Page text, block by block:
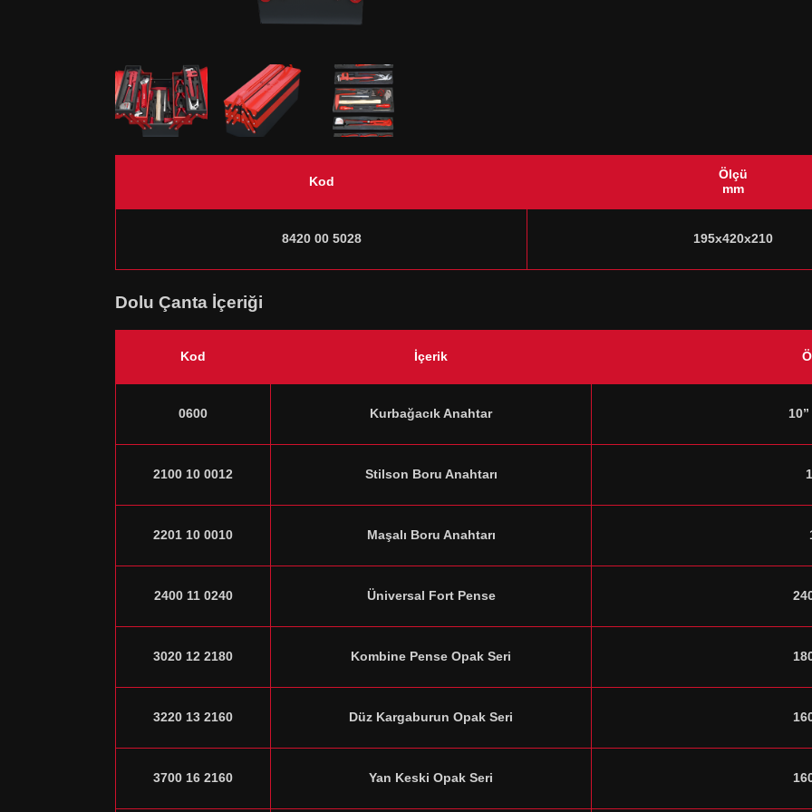
Kod
Ölçü
mm
8420 00 5028 195x420x210
Dolu Çanta İçeriği
Kod İçerik
0600 Kurbağacık Anahtar
2100 10 0012 Stilson Boru Anahtarı
2201 10 0010 Maşalı Boru Anahtarı
2400 11 0240 Üniversal Fort Pense
3020 12 2180 Kombine Pense Opak Seri
3220 13 2160 Düz Kargaburun Opak Seri
3700 16 2160 Yan Keski Opak Seri